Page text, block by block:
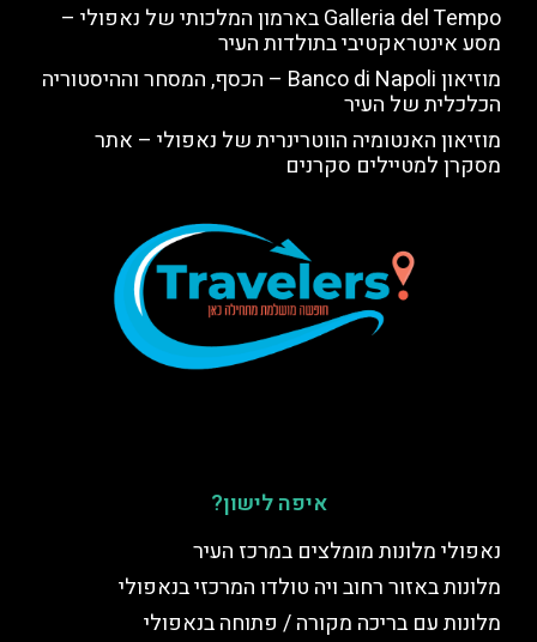
Galleria del Tempo בארמון המלכותי של נאפולי –
מסע אינטראקטיבי בתולדות העיר
מוזיאון Banco di Napoli – הכסף, המסחר וההיסטוריה
הכלכלית של העיר
מוזיאון האנטומיה הווטרינרית של נאפולי – אתר
מסקרן למטיילים סקרנים
איפה לישון?
נאפולי מלונות מומלצים במרכז העיר
מלונות באזור רחוב ויה טולדו המרכזי בנאפולי
מלונות עם בריכה מקורה / פתוחה בנאפולי